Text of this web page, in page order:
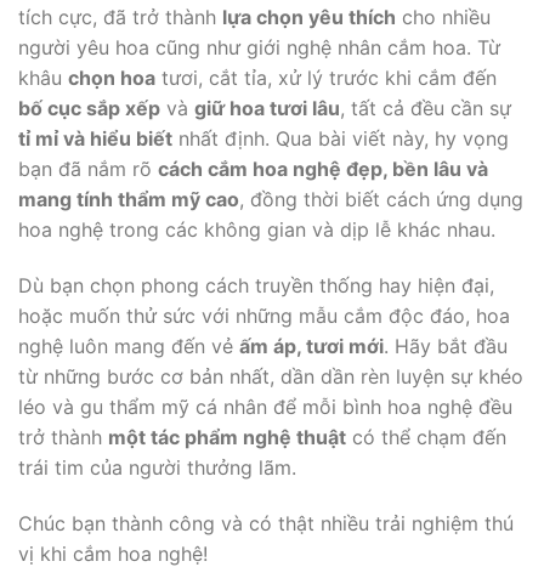
tích cực, đã trở thành lựa chọn yêu thích cho nhiều
người yêu hoa cũng như giới nghệ nhân cắm hoa. Từ
khâu chọn hoa tươi, cắt tỉa, xử lý trước khi cắm đến
bố cục sắp xếp và giữ hoa tươi lâu, tất cả đều cần sự
tỉ mỉ và hiểu biết nhất định. Qua bài viết này, hy vọng
bạn đã nắm rõ cách cắm hoa nghệ đẹp, bền lâu và
mang tính thẩm mỹ cao, đồng thời biết cách ứng dụng
hoa nghệ trong các không gian và dịp lễ khác nhau.
Dù bạn chọn phong cách truyền thống hay hiện đại,
hoặc muốn thử sức với những mẫu cắm độc đáo, hoa
nghệ luôn mang đến vẻ ấm áp, tươi mới. Hãy bắt đầu
từ những bước cơ bản nhất, dần dần rèn luyện sự khéo
léo và gu thẩm mỹ cá nhân để mỗi bình hoa nghệ đều
trở thành một tác phẩm nghệ thuật có thể chạm đến
trái tim của người thưởng lãm.
Chúc bạn thành công và có thật nhiều trải nghiệm thú
vị khi cắm hoa nghệ!